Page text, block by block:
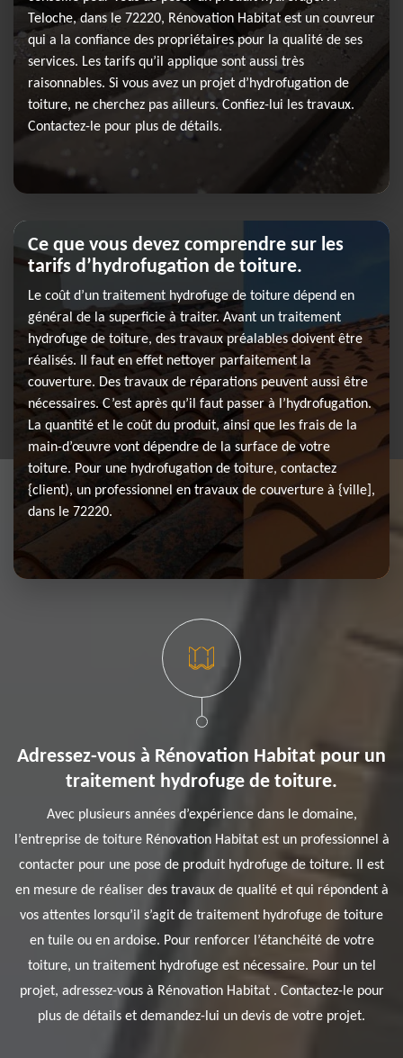
Teloche, dans le 72220, Rénovation Habitat est un couvreur
qui a la confiance des propriétaires pour la qualité de ses
services. Les tarifs qu’il applique sont aussi très
raisonnables. Si vous avez un projet d’hydrofugation de
toiture, ne cherchez pas ailleurs. Confiez-lui les travaux.
Contactez-le pour plus de détails.
Ce que vous devez comprendre sur les
tarifs d’hydrofugation de toiture.
Le coût d’un traitement hydrofuge de toiture dépend en
général de la superficie à traiter. Avant un traitement
hydrofuge de toiture, des travaux préalables doivent être
réalisés. Il faut en effet nettoyer parfaitement la
couverture. Des travaux de réparations peuvent aussi être
nécessaires. C’est après qu’il faut passer à l’hydrofugation.
La quantité et le coût du produit, ainsi que les frais de la
main-d’œuvre vont dépendre de la surface de votre
toiture. Pour une hydrofugation de toiture, contactez
{client), un professionnel en travaux de couverture à {ville],
dans le 72220.
Adressez-vous à Rénovation Habitat pour un
traitement hydrofuge de toiture.
Avec plusieurs années d’expérience dans le domaine,
l’entreprise de toiture Rénovation Habitat est un professionnel à
contacter pour une pose de produit hydrofuge de toiture. Il est
en mesure de réaliser des travaux de qualité et qui répondent à
vos attentes lorsqu’il s’agit de traitement hydrofuge de toiture
en tuile ou en ardoise. Pour renforcer l’étanchéité de votre
toiture, un traitement hydrofuge est nécessaire. Pour un tel
projet, adressez-vous à Rénovation Habitat . Contactez-le pour
plus de détails et demandez-lui un devis de votre projet.